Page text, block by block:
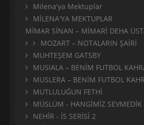
Milena'ya Mektuplar
MİLENA'YA MEKTUPLAR
MİMAR SİNAN – MİMARİ DEHA
MOZART – NOTALARIN ŞAİRİ
MUHTEŞEM GATSBY
MUSIALA – BENİM FUTBOL
MUSLERA – BENİM FUTBOL
MUTLULUĞUN FETHİ
MÜSLÜM - HANGİMİZ SEVMEDİK
NEHİR - İS SERİSİ 2